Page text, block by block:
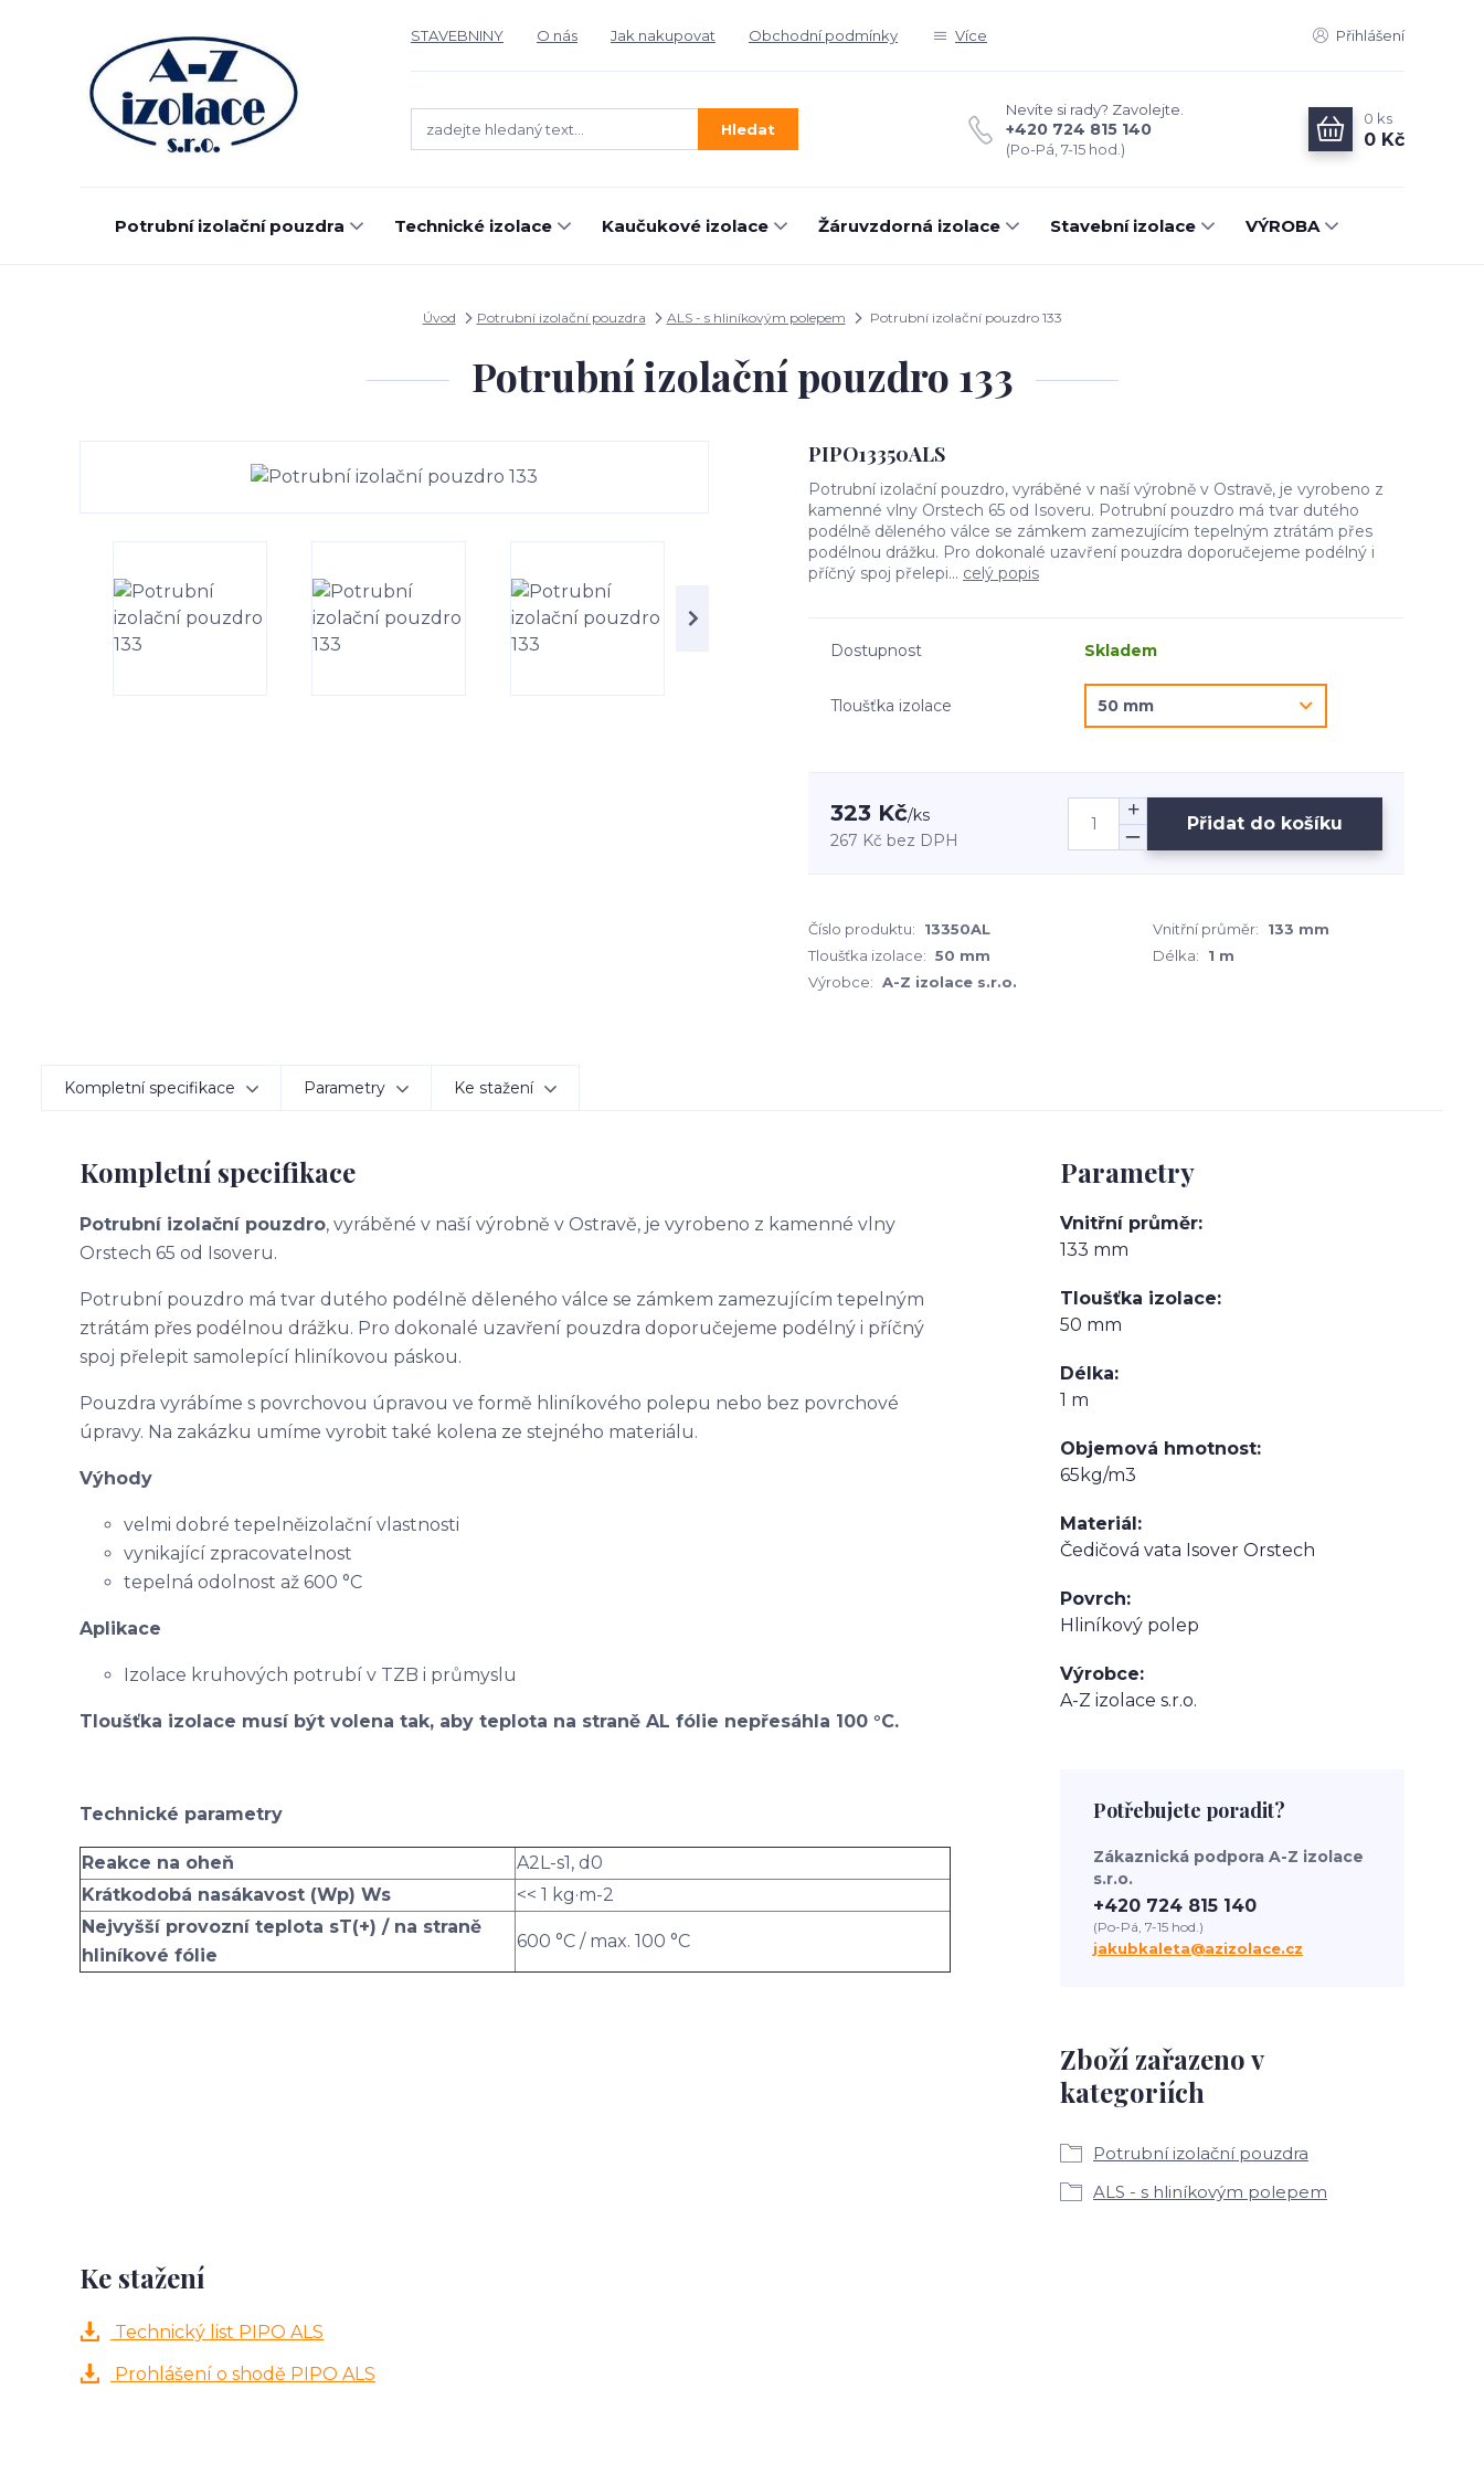
STAVEBNINY O nás Jak nakupovat Obchodní podmínky Více Přihlášení
Hledat
Nevíte si rady? Zavolejte.
+420 724 815 140
(Po-Pá, 7-15 hod.)
0 ks
0 Kč
Potrubní izolační pouzdra Technické izolace Kaučukové izolace Žáruvzdorná izolace Stavební izolace VÝROBA
Úvod Potrubní izolační pouzdra ALS - s hliníkovým polepem Potrubní izolační pouzdro 133
Potrubní izolační pouzdro 133
PIPO13350ALS
Potrubní izolační pouzdro, vyráběné v naší výrobně v Ostravě, je vyrobeno z
kamenné vlny Orstech 65 od Isoveru. Potrubní pouzdro má tvar dutého
podélně děleného válce se zámkem zamezujícím tepelným ztrátám přes
podélnou drážku. Pro dokonalé uzavření pouzdra doporučejeme podélný i
příčný spoj přelepi... celý popis
Dostupnost Skladem
Tloušťka izolace
323 Kč/ks
267 Kč bez DPH
Přidat do košíku
Číslo produktu: 13350AL Vnitřní průměr:
133 mm
Tloušťka izolace: 50 mm Délka:
1 m
Výrobce: A-Z izolace s.r.o.
Kompletní specifikace Parametry Ke stažení
Kompletní specifikace
Potrubní izolační pouzdro, vyráběné v naší výrobně v Ostravě, je vyrobeno z kamenné vlny
Orstech 65 od Isoveru.
Potrubní pouzdro má tvar dutého podélně děleného válce se zámkem zamezujícím tepelným
ztrátám přes podélnou drážku. Pro dokonalé uzavření pouzdra doporučejeme podélný i příčný
spoj přelepit samolepící hliníkovou páskou.
Pouzdra vyrábíme s povrchovou úpravou ve formě hliníkového polepu nebo bez povrchové
úpravy. Na zakázku umíme vyrobit také kolena ze stejného materiálu.
Výhody
velmi dobré tepelněizolační vlastnosti
vynikající zpracovatelnost
tepelná odolnost až 600 °C
Aplikace
Izolace kruhových potrubí v TZB i průmyslu
Tloušťka izolace musí být volena tak, aby teplota na straně AL fólie nepřesáhla 100 °C.
Technické parametry
Reakce na oheň
A2L-s1, d0
Krátkodobá nasákavost (Wp) Ws
<< 1 kg·m-2
Nejvyšší provozní teplota sT(+) / na straně
hliníkové fólie
600 °C / max. 100 °C
Parametry
Vnitřní průměr
133 mm
Tloušťka izolace
50 mm
Délka
1 m
Objemová hmotnost
65kg/m3
Materiál
Čedičová vata Isover Orstech
Povrch
Hliníkový polep
Výrobce
A-Z izolace s.r.o.
Zboží zařazeno v
kategoriích
Potrubní izolační pouzdra
ALS - s hliníkovým polepem
Potřebujete poradit?
Zákaznická podpora A-Z izolace
s.r.o.
+420 724 815 140
(Po-Pá, 7-15 hod.)
jakubkaleta@azizolace.cz
Ke stažení
Technický list PIPO ALS
Prohlášení o shodě PIPO ALS